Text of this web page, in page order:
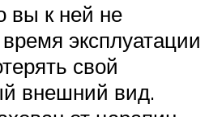
вы к ней не
эксплуатации
свой
внешний вид.